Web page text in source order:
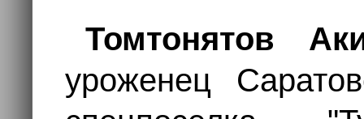
Томтонятов
уроженец